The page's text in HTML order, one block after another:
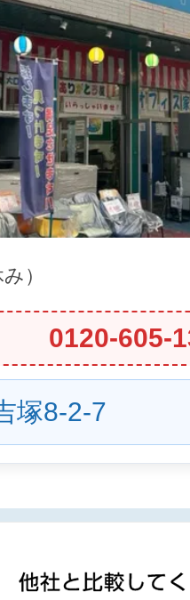
）
0120-605-
塚8-2-7